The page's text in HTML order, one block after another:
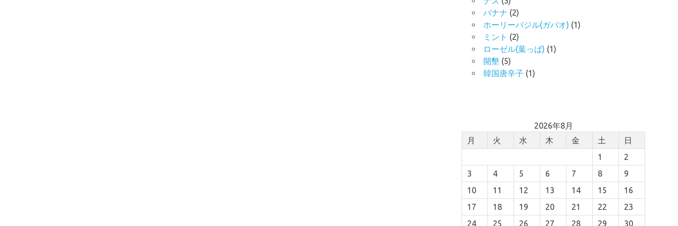
バナナ (2)
ホーリーバジル(ガパオ) (1)
ミント (2)
ローゼル(葉っぱ) (1)
開墾 (5)
韓国唐辛子 (1)
2026年8月
月
火 水 木 金 土
日
1
2
3
4 5 6 7 8
9
10
11 12 13 14 15
16
17
18 19 20 21 22
23
24
25 26 27 28 29 30